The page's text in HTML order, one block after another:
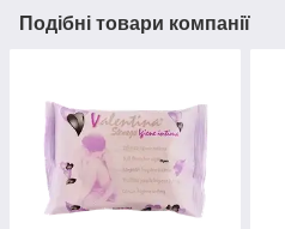
Подібні товари компанії